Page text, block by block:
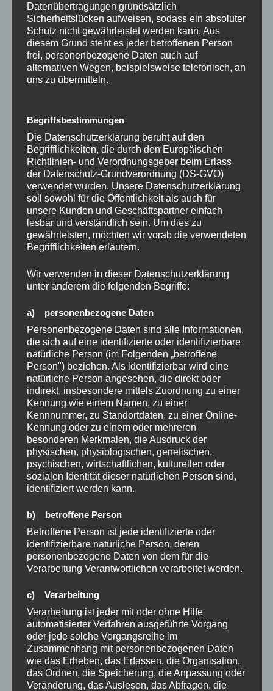
Francisco& Andrea
P.S. Kreuzfahrten sind schön, aber für meine Frau und
mich sind mittlerweile andere Dinge viel viel wichtiger
geworden…
#spaß#freiheit#einfachmachen
#finanziellefreiheit#glücklichsein
#geldverdienenonline#familie#kinder#zeit#chancen
#bauchgefühl#gedanken#glück#MUT#zugreifen
Schau doch auch einmal unter unsere Termine in der
Facebook-Gruppe, da erfährst du mehr über unser
besonderes Netzwerk:
https://www.facebook.com/groups/gluecklichfrei/even
KATEGORIEN
CHANCEN ,ERFOLG,GLÜCK
SCHLAGWÖRTER
2022,ANGST,ANGSTFREI,CHANCEN,
DUKANNSTDAS ,EINFACHMACHEN,FRAGEN
FREISEIN, GLÜCK ,GLÜCKLICHFÜHLEN
JAGDNACHGELD,KEINELUSTMEHR,KREUZFAHRT
KUNSTDESFRAGENS,MOTIVATION
NEUETATEN
Beitragsnavigation
Vorheriger
ZURÜCK
Nächster
Beitrag
WEITER
Sei wie der Baum
Suchen
ARCHIV
Datenübertragungen grundsätzlich
Sicherheitslücken aufweisen, sodass ein absoluter
Schutz nicht gewährleistet werden kann. Aus
diesem Grund steht es jeder betroffenen Person
frei, personenbezogene Daten auch auf
alternativen Wegen, beispielsweise telefonisch, an
uns zu übermitteln.
Begriffsbestimmungen
Die Datenschutzerklärung beruht auf den
Begrifflichkeiten, die durch den Europäischen
Richtlinien- und Verordnungsgeber beim Erlass
der Datenschutz-Grundverordnung (DS-GVO)
verwendet wurden. Unsere Datenschutzerklärung
soll sowohl für die Öffentlichkeit als auch für
unsere Kunden und Geschäftspartner einfach
lesbar und verständlich sein. Um dies zu
gewährleisten, möchten wir vorab die verwendeten
Begrifflichkeiten erläutern.
Wir verwenden in dieser Datenschutzerklärung
unter anderem die folgenden Begriffe:
a) personenbezogene Daten
Personenbezogene Daten sind alle Informationen,
die sich auf eine identifizierte oder identifizierbare
natürliche Person (im Folgenden „betroffene
Person") beziehen. Als identifizierbar wird eine
natürliche Person angesehen, die direkt oder
indirekt, insbesondere mittels Zuordnung zu einer
Kennung wie einem Namen, zu einer
Kennnummer, zu Standortdaten, zu einer Online-
Kennung oder zu einem oder mehreren
besonderen Merkmalen, die Ausdruck der
physischen, physiologischen, genetischen,
psychischen, wirtschaftlichen, kulturellen oder
sozialen Identität dieser natürlichen Person sind,
identifiziert werden kann.
b) betroffene Person
Betroffene Person ist jede identifizierte oder
identifizierbare natürliche Person, deren
personenbezogene Daten von dem für die
Verarbeitung Verantwortlichen verarbeitet werden.
c) Verarbeitung
Verarbeitung ist jeder mit oder ohne Hilfe
automatisierter Verfahren ausgeführte Vorgang
oder jede solche Vorgangsreihe im
Zusammenhang mit personenbezogenen Daten
wie das Erheben, das Erfassen, die Organisation,
das Ordnen, die Speicherung, die Anpassung oder
Veränderung, das Auslesen, das Abfragen, die